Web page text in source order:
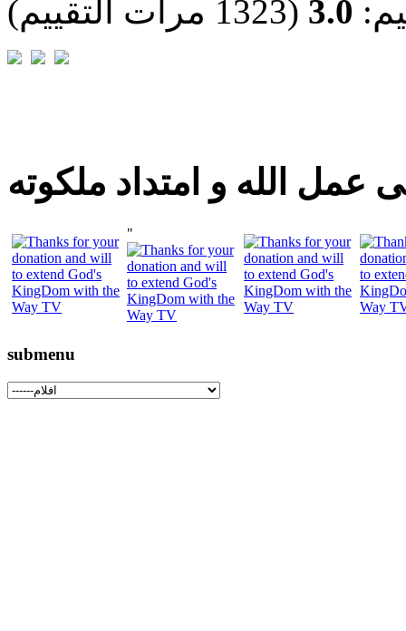
3.0 (1323 مرات التقييم)
عمل الله و امتداد ملكوته
"
submenu